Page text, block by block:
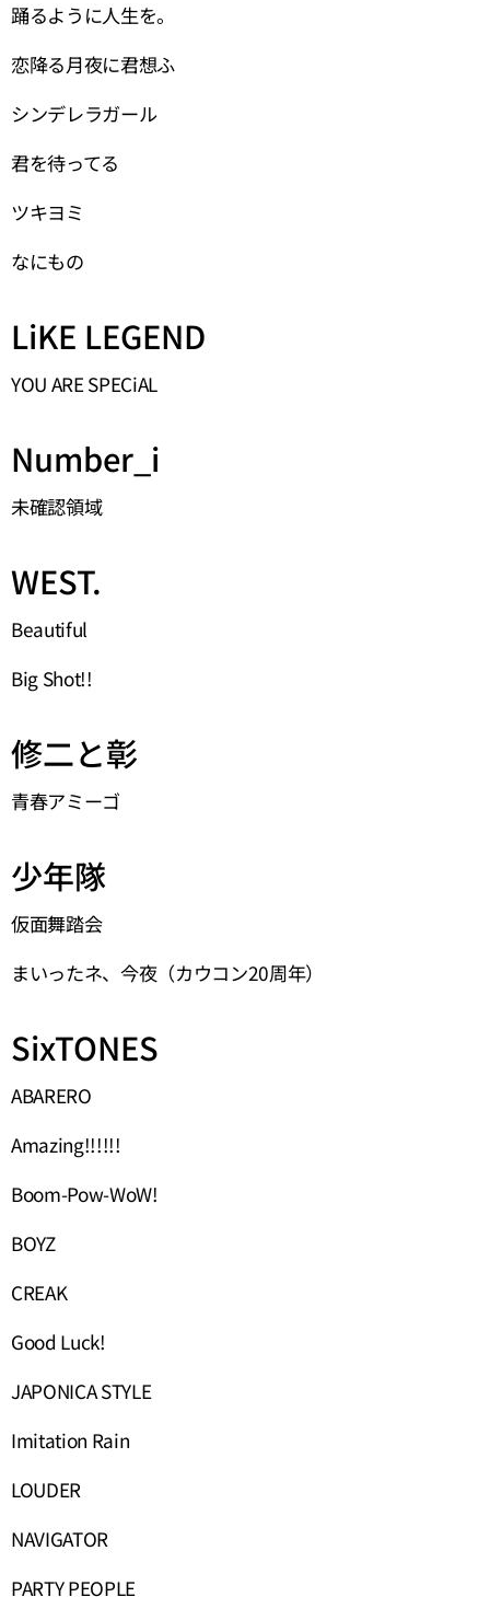
踊るように人生を。
恋降る月夜に君想ふ
シンデレラガール
君を待ってる
ツキヨミ
なにもの
LiKE LEGEND
YOU ARE SPECiAL
Number_i
未確認領域
WEST.
Beautiful
Big Shot!!
修二と彰
青春アミーゴ
少年隊
仮面舞踏会
まいったネ、今夜（カウコン20周年）
SixTONES
ABARERO
Amazing!!!!!!
Boom-Pow-WoW!
BOYZ
CREAK
Good Luck!
JAPONICA STYLE
Imitation Rain
LOUDER
NAVIGATOR
PARTY PEOPLE